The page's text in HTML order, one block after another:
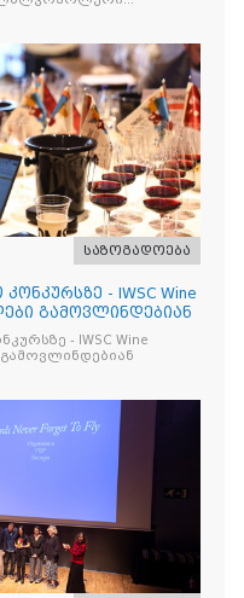
საზოგადოება
- IWSC Wine
გამოვლინდებიან
IWSC Wine
გამოვლინდებიან